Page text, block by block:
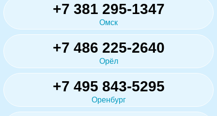
+7 381 295-1347
Омск
+7 486 225-2640
Орёл
+7 495 843-5295
Оренбург